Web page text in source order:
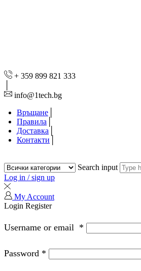
+ 359 899 821 333
info@1tech.bg
Връщане
Правила
Доставка
Контакти
Search input
Log in / sign up
My Account
Login Register
Username or email *
Password *